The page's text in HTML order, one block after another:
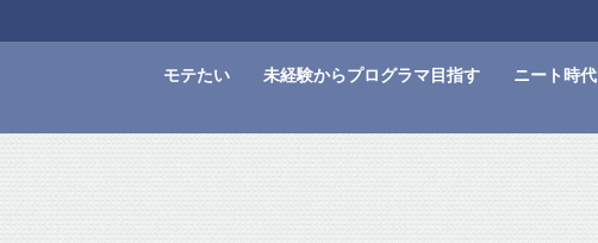
モテたい 未経験からプログラマ目指す ニート時代